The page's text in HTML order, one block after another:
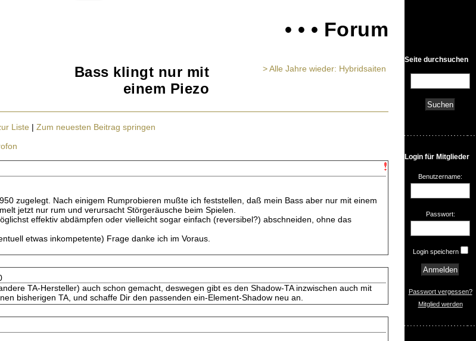
Seite durchsuchen
Login für Mitglieder
Benutzername:
Passwort:
Login speichern
Passwort vergessen?
Mitglied werden
• • • Forum
Bass klingt nur mit
einem Piezo
> Alle Jahre wieder: Hybridsaiten
Liste | Zum neuesten Beitrag springen
zugelegt. Nach einigem Rumprobieren mußte ich feststellen, daß mein Bass aber nur mit einem
jetzt nur rum und verursacht Störgeräusche beim Spielen.
effektiv abdämpfen oder vielleicht sogar einfach (reversibel?) abschneiden, ohne das
etwas inkompetente) Frage danke ich im Voraus.
TA-Hersteller) auch schon gemacht, deswegen gibt es den Shadow-TA inzwischen auch mit
bisherigen TA, und schaffe Dir den passenden ein-Element-Shadow neu an.